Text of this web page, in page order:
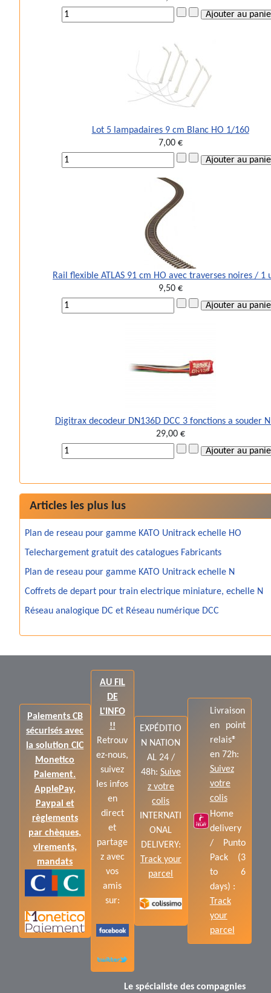
Lot 5 lampadaires 9 cm Blanc HO 1/160
7,00 €
Rail flexible ATLAS 91 cm HO avec traverses noires / 1
9,50 €
Digitrax decodeur DN136D DCC 3 fonctions a souder
29,00 €
Articles les plus lus
Plan de reseau pour gamme KATO Unitrack echelle HO
Telechargement gratuit des catalogues Fabricants
Plan de reseau pour gamme KATO Unitrack echelle N
Coffrets de depart pour train electrique miniature, echelle N
Réseau analogique DC et Réseau numérique DCC
Paiements CB
sécurisés avec
la solution CIC
Monetico
Paiement.
ApplePay,
Paypal et
règlements
par chèques,
virements,
mandats
AU FIL
DE
L'INFO
!!
Retrouv
ez-nous,
suivez
les infos
en
direct
et
partage
z avec
vos
amis
sur:
EXPÉDITIO
N NATION
AL 24 /
48h: Suive
z votre
colis
INTERNATI
ONAL
DELIVERY:
Track your
parcel
Livraison
en point
relais®
en 72h:
Suivez
votre
colis
Home
delivery
/ Punto
Pack (3
to 6
days) :
Track
your
parcel
Le spécialiste des compagnies